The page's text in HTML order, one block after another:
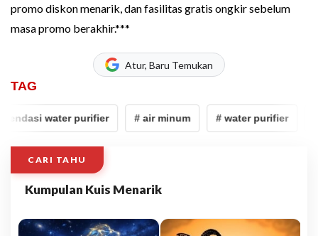
promo diskon menarik, dan fasilitas gratis ongkir sebelum
masa promo berakhir.***
Atur, Baru Temukan
TAG
water purifier # air minum # water purifier
CARI TAHU
Kumpulan Kuis Menarik